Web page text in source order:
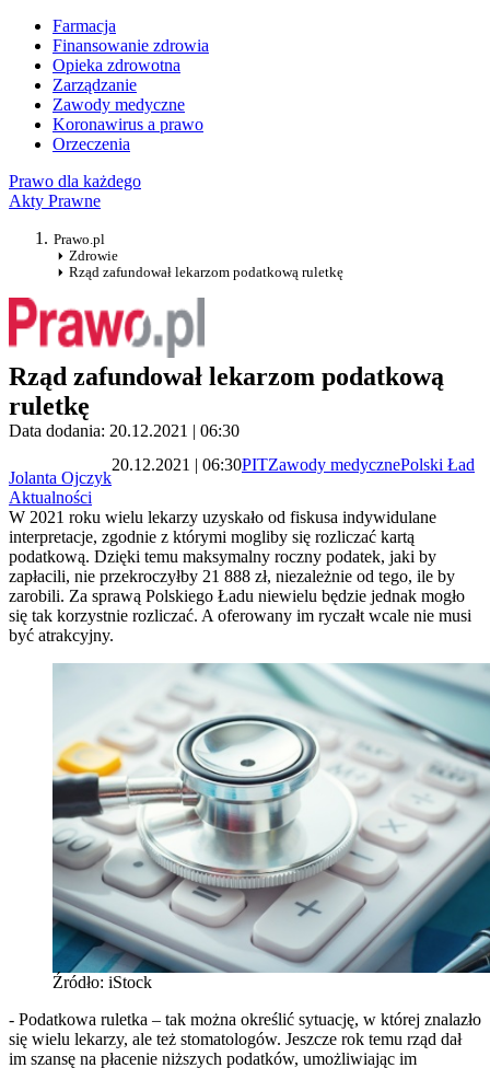
Farmacja
Finansowanie zdrowia
Opieka zdrowotna
Zarządzanie
Zawody medyczne
Koronawirus a prawo
Orzeczenia
Prawo dla każdego
Akty Prawne
Prawo.pl
Zdrowie
Rząd zafundował lekarzom podatkową ruletkę
Rząd zafundował lekarzom podatkową
ruletkę
Data dodania: 20.12.2021 | 06:30
Jolanta Ojczyk
20.12.2021 | 06:30PITZawody medycznePolski Ład
Aktualności
W 2021 roku wielu lekarzy uzyskało od fiskusa indywidulane
interpretacje, zgodnie z którymi mogliby się rozliczać kartą
podatkową. Dzięki temu maksymalny roczny podatek, jaki by
zapłacili, nie przekroczyłby 21 888 zł, niezależnie od tego, ile by
zarobili. Za sprawą Polskiego Ładu niewielu będzie jednak mogło
się tak korzystnie rozliczać. A oferowany im ryczałt wcale nie musi
być atrakcyjny.
Źródło: iStock
- Podatkowa ruletka – tak można określić sytuację, w której znalazło
się wielu lekarzy, ale też stomatologów. Jeszcze rok temu rząd dał
im szansę na płacenie niższych podatków, umożliwiając im